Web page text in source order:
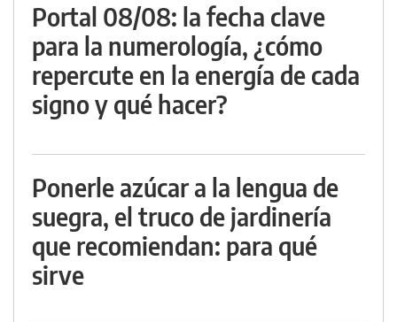
Portal 08/08: la fecha clave
para la numerología, ¿cómo
repercute en la energía de cada
signo y qué hacer?
Ponerle azúcar a la lengua de
suegra, el truco de jardinería
que recomiendan: para qué
sirve